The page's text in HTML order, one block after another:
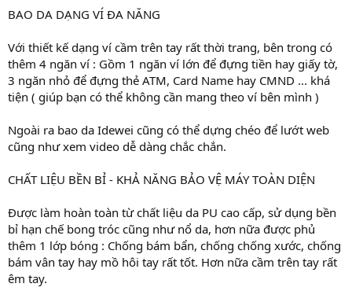
BAO DA DẠNG VÍ ĐA NĂNG
Với thiết kế dạng ví cầm trên tay rất thời trang, bên trong có
thêm 4 ngăn ví : Gồm 1 ngăn ví lớn để đựng tiền hay giấy tờ,
3 ngăn nhỏ để đựng thẻ ATM, Card Name hay CMND ... khá
tiện ( giúp bạn có thể không cần mang theo ví bên mình )
Ngoài ra bao da Idewei cũng có thể dựng chéo để lướt web
cũng như xem video dễ dàng chắc chắn.
CHẤT LIỆU BỀN BỈ - KHẢ NĂNG BẢO VỆ MÁY TOÀN DIỆN
Được làm hoàn toàn từ chất liệu da PU cao cấp, sử dụng bền
bỉ hạn chế bong tróc cũng như nổ da, hơn nữa được phủ
thêm 1 lớp bóng : Chống bám bẩn, chống chống xước, chống
bám vân tay hay mồ hôi tay rất tốt. Hơn nữa cầm trên tay rất
êm tay.